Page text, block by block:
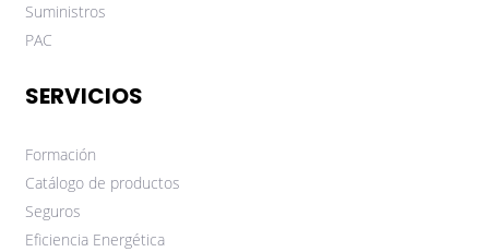
Suministros
PAC
SERVICIOS
Formación
Catálogo de productos
Seguros
Eficiencia Energética